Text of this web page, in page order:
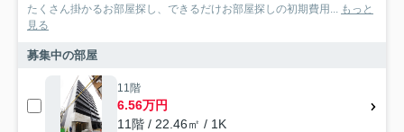
たくさん掛かるお部屋探し、できるだけお部屋探しの初期費用...
もっと
見る
募集中の部屋
11階
6.56万円
11階 / 22.46㎡ / 1K